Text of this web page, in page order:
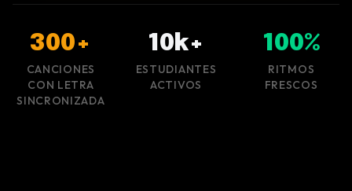
300+
CANCIONES
CON LETRA
SINCRONIZADA
10k+
ESTUDIANTES
ACTIVOS
100%
RITMOS
FRESCOS